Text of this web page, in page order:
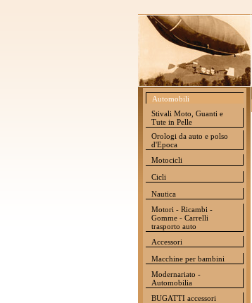
Automobili
Stivali Moto, Guanti e
Tute in Pelle
Orologi da auto e polso
d'Epoca
Motocicli
Cicli
Nautica
Motori - Ricambi -
Gomme - Carrelli
trasporto auto
Accessori
Macchine per bambini
Modernariato -
Automobilia
BUGATTI accessori